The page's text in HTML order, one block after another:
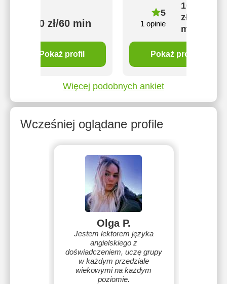
100 zł/60 min
Pokaż profil
5
1 opinie
100
zł/60
min
Pokaż profil
Więcej podobnych ankiet
Wcześniej oglądane profile
Olga P.
Jestem lektorem języka
angielskiego z
doświadczeniem, uczę grupy
w każdym przedziale
wiekowymi na każdym
poziomie.